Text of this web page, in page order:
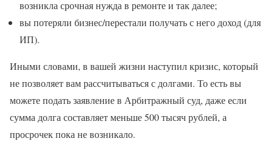
возникла срочная нужда в ремонте и так далее;
вы потеряли бизнес/перестали получать с него доход (для
ИП).
Иными словами, в вашей жизни наступил кризис, который
не позволяет вам рассчитываться с долгами. То есть вы
можете подать заявление в Арбитражный суд, даже если
сумма долга составляет меньше 500 тысяч рублей, а
просрочек пока не возникало.